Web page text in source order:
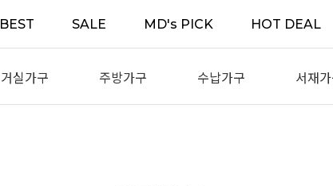
BEST SALE MD's PICK HOT DEAL
거실가구 주방가구 수납가구 서재